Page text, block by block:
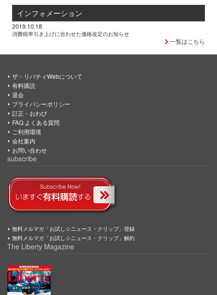
インフォメーション
2019.10.18
消費税率引き上げに合わせた価格改定のお知らせ
一覧はこちら
ザ・リバティWebについて
有料購読
退会
プライバシーポリシー
訂正・おわび
FAQ よくある質問
ご利用環境
会社案内
お問い合わせ
subscribe
無料メルマガ「お試し☆ニュース・クリップ」登録
無料メルマガ「お試し☆ニュース・クリップ」解約
The Liberty Magazine